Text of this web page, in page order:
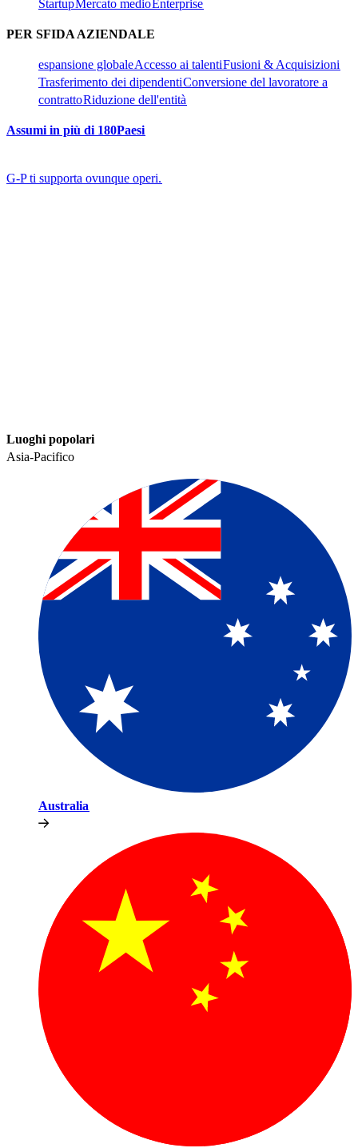
Startup​​Mercato medio​​ Enterprise​​
PER SFIDA AZIENDALE​​
espansione globale​​Accesso ai talenti​​Fusioni & Acquisizioni​​
Trasferimento dei dipendenti​​Conversione del lavoratore a
contratto​​Riduzione dell'entità​​
Assumi in più di 180Paesi​​
G-P ti supporta ovunque operi.​​
Luoghi popolari​​
Asia-Pacifico​​
Australia​​